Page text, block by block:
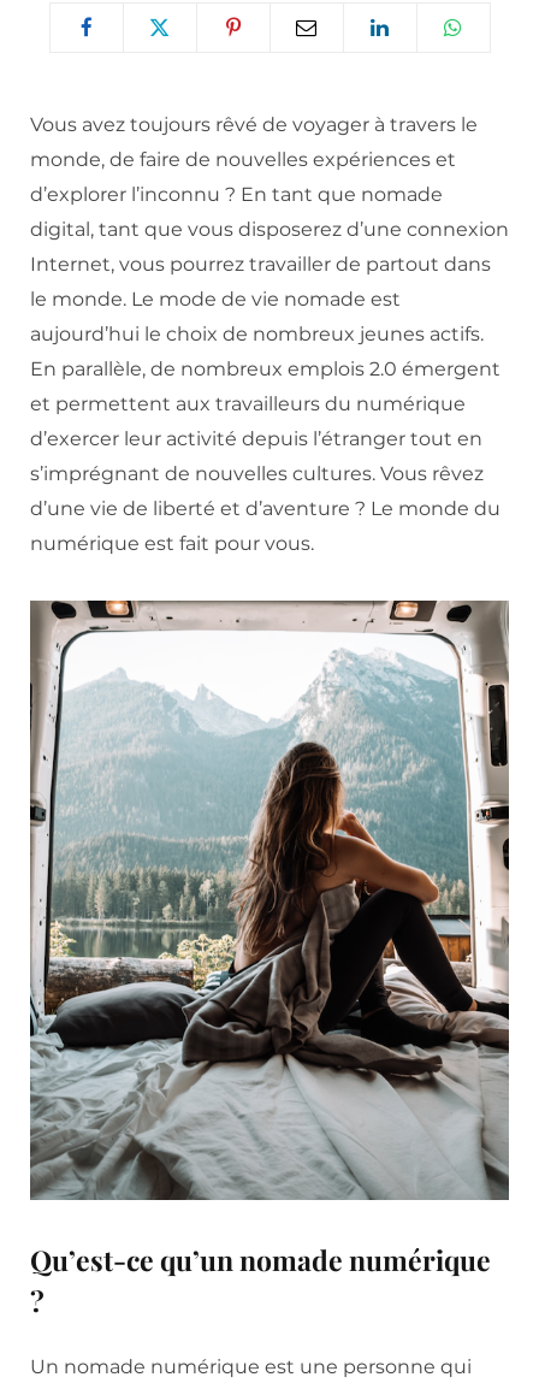
Vous avez toujours rêvé de voyager à travers le
monde, de faire de nouvelles expériences et
d’explorer l’inconnu ? En tant que nomade
digital, tant que vous disposerez d’une connexion
Internet, vous pourrez travailler de partout dans
le monde. Le mode de vie nomade est
aujourd’hui le choix de nombreux jeunes actifs.
En parallèle, de nombreux emplois 2.0 émergent
et permettent aux travailleurs du numérique
d’exercer leur activité depuis l’étranger tout en
s’imprégnant de nouvelles cultures. Vous rêvez
d’une vie de liberté et d’aventure ? Le monde du
numérique est fait pour vous.
Qu’est-ce qu’un nomade numérique
?
Un nomade numérique est une personne qui